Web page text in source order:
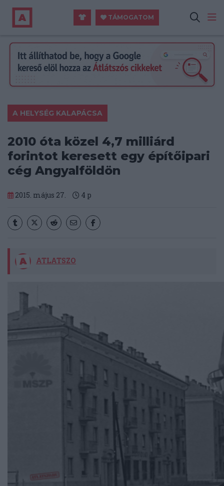
TÁMOGATOM
A HELYSÉG KALAPÁCSA
2010 óta közel 4,7 milliárd
forintot keresett egy építőipari
cég Angyalföldön
2015. május 27. 4 p
ATLATSZO